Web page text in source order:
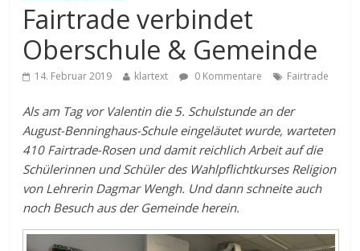
Fairtrade verbindet
Oberschule & Gemeinde
14. Februar 2019 klartext 0 Kommentare Fairtrade
Als am Tag vor Valentin die 5. Schulstunde an der
August-Benninghaus-Schule eingeläutet wurde, warteten
410 Fairtrade-Rosen und damit reichlich Arbeit auf die
Schülerinnen und Schüler des Wahlpflichtkurses Religion
von Lehrerin Dagmar Wengh. Und dann schneite auch
noch Besuch aus der Gemeinde herein.